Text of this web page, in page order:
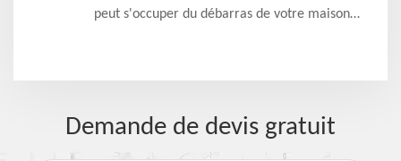
peut s'occuper du débarras de votre maison
Demande de devis gratuit